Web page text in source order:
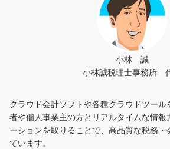
小林 誠
小林誠税理士事務所
クラウド会計ソフトや各種クラウドツー
者や個人事業主の方とリアルタイムな情報
ーションを取りることで、高品質な税務・
ています。